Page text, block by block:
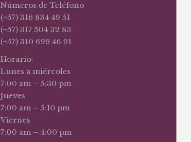
Números de Teléfono
(+57) 316 834 49 51
(+57) 317 504 32 83
(+57) 310 699 46 91
Horario:
Lunes a miércoles
7:00 am – 5:30 pm
Jueves
7:00 am – 5:10 pm
Viernes
7:00 am – 4:00 pm